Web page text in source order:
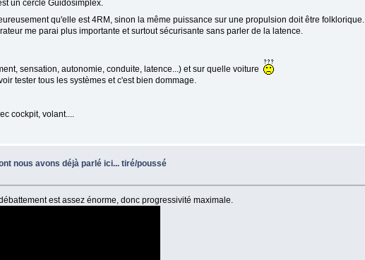
un cercle Guidosimplex.
qu'elle est 4RM, sinon la même puissance sur une propulsion doit être folklorique.
me parai plus importante et surtout sécurisante sans parler de la latence.
sensation, autonomie, conduite, latence...) et sur quelle voiture
tester tous les systèmes et c'est bien dommage.
cockpit, volant....
nous avons déjà parlé ici... tiré/poussé
est assez énorme, donc progressivité maximale.